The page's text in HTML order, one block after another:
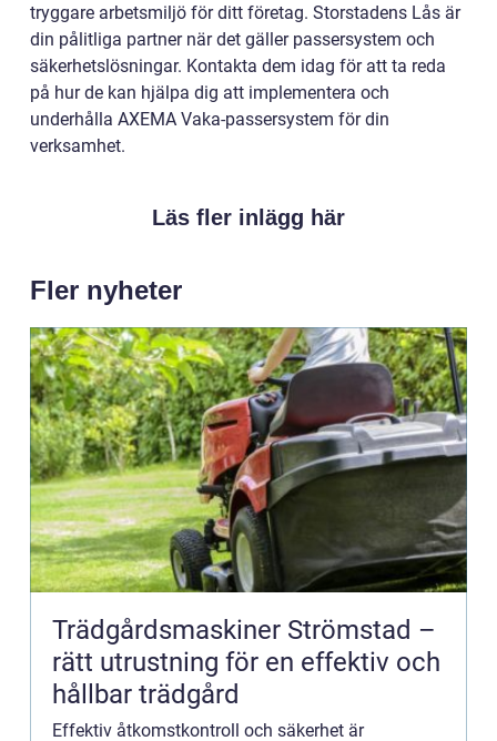
tryggare arbetsmiljö för ditt företag. Storstadens Lås är
din pålitliga partner när det gäller passersystem och
säkerhetslösningar. Kontakta dem idag för att ta reda
på hur de kan hjälpa dig att implementera och
underhålla AXEMA Vaka-passersystem för din
verksamhet.
Läs fler inlägg här
Fler nyheter
Trädgårdsmaskiner Strömstad –
rätt utrustning för en effektiv och
hållbar trädgård
Effektiv åtkomstkontroll och säkerhet är